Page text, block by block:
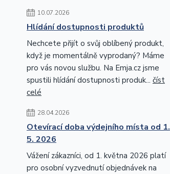
10.07.2026
Hlídání dostupnosti produktů
Nechcete přijít o svůj oblíbený produkt,
když je momentálně vyprodaný? Máme
pro vás novou službu. Na Emja.cz jsme
spustili hlídání dostupnosti produk... číst
celé
28.04.2026
Otevírací doba výdejního místa od 1.
5. 2026
Vážení zákazníci, od 1. května 2026 platí
pro osobní vyzvednutí objednávek na